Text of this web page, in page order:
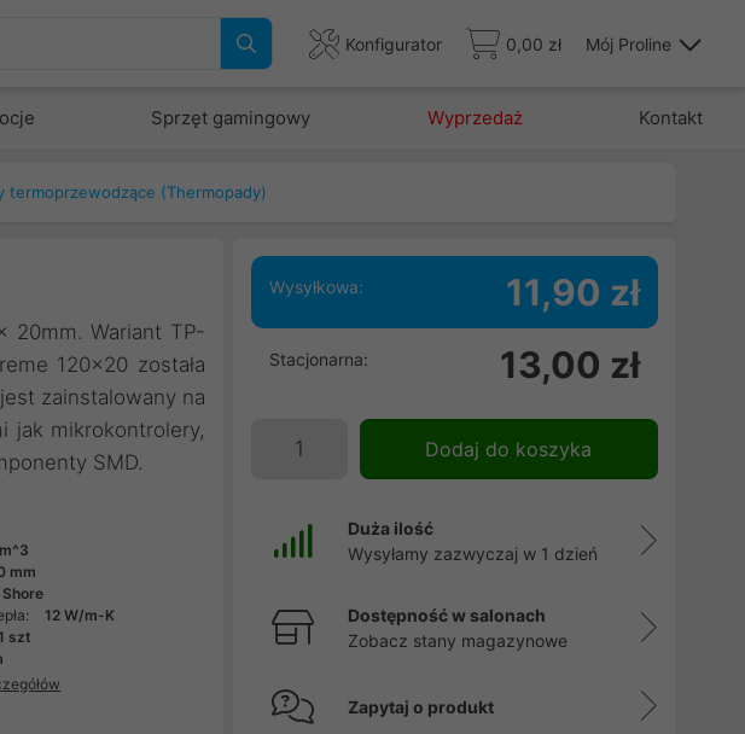
Konfigurator 0,00 zł Mój Proline
Sprzęt gamingowy Wyprzedaż Kontakt
termoprzewodzące (Thermopady)
20mm. Wariant TP-
120×20 została
zainstalowany na
jak mikrokontrolery,
SMD.
mm
12 W/m-K
szt
Wysyłkowa: 11,90 zł
Stacjonarna: 13,00 zł
Dodaj do koszyka
Duża ilość
Wysyłamy zazwyczaj w 1 dzień
Dostępność w salonach
Zobacz stany magazynowe
Zapytaj o produkt